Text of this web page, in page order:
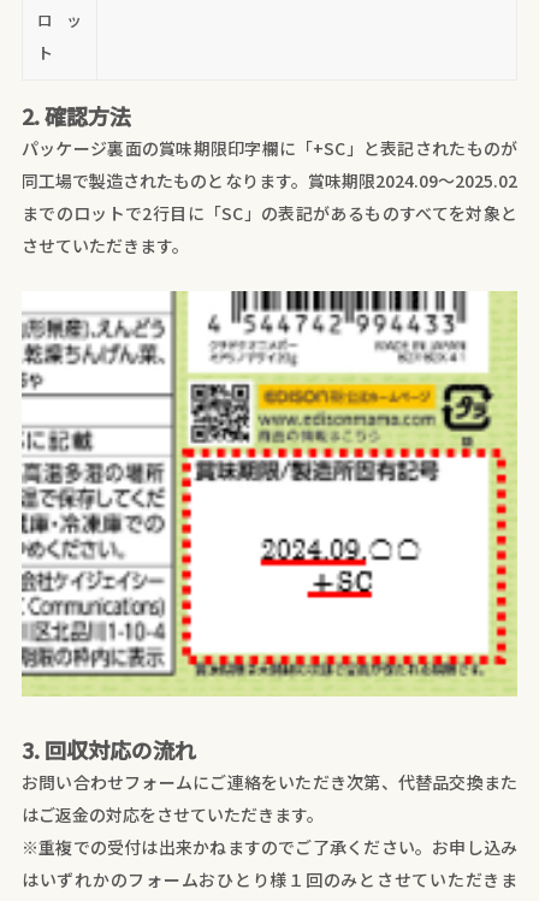
ロッ
ト
2. 確認方法
パッケージ裏面の賞味期限印字欄に「+SC」と表記されたものが
同工場で製造されたものとなります。賞味期限2024.09～2025.02
までのロットで2行目に「SC」の表記があるものすべてを対象と
させていただきます。
3. 回収対応の流れ
お問い合わせフォームにご連絡をいただき次第、代替品交換また
はご返金の対応をさせていただきます。
※重複での受付は出来かねますのでご了承ください。お申し込み
はいずれかのフォームおひとり様１回のみとさせていただきま